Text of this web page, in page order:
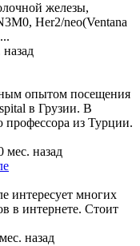
железы,
Her2/neo(Ventana
назад
опытом посещения
в Грузии. В
профессора из Турции.
мес. назад
интересует многих
в интернете. Стоит
назад